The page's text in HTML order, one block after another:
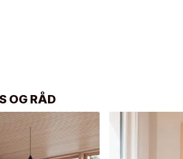
OG RÅD